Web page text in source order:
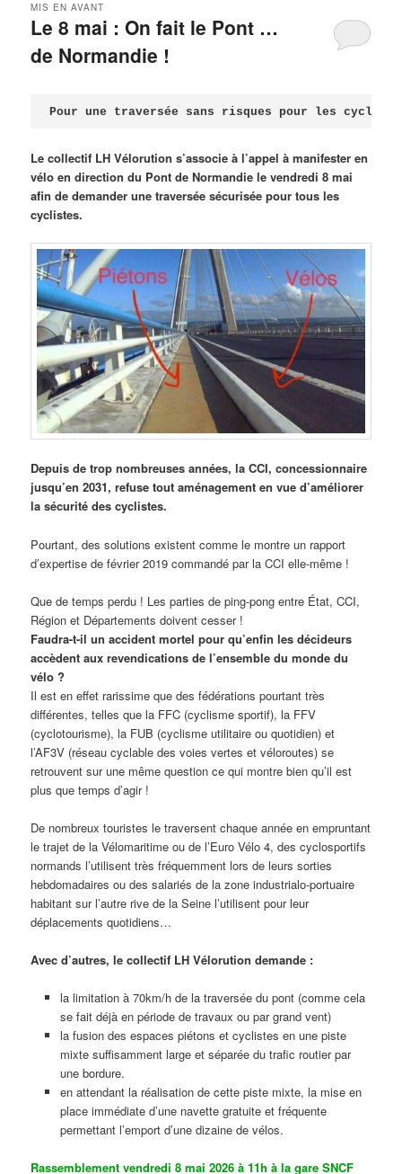
Le 8 mai : On fait le Pont …
de Normandie !
MIS EN AVANT
Pour une traversée sans risques pour les
Le collectif LH Vélorution s’associe à l’appel à manifester en
vélo en direction du Pont de Normandie le vendredi 8 mai
afin de demander une traversée sécurisée pour tous les
cyclistes.
Depuis de trop nombreuses années, la CCI, concessionnaire
jusqu’en 2031, refuse tout aménagement en vue d’améliorer
la sécurité des cyclistes.
Pourtant, des solutions existent comme le montre un rapport
d’expertise de février 2019 commandé par la CCI elle-même !
Que de temps perdu ! Les parties de ping-pong entre État, CCI,
Région et Départements doivent cesser !
Faudra-t-il un accident mortel pour qu’enfin les décideurs
accèdent aux revendications de l’ensemble du monde du
vélo ?
Il est en effet rarissime que des fédérations pourtant très
différentes, telles que la FFC (cyclisme sportif), la FFV
(cyclotourisme), la FUB (cyclisme utilitaire ou quotidien) et
l’AF3V (réseau cyclable des voies vertes et véloroutes) se
retrouvent sur une même question ce qui montre bien qu’il est
plus que temps d’agir !
De nombreux touristes le traversent chaque année en empruntant
le trajet de la Vélomaritime ou de l’Euro Vélo 4, des cyclosportifs
normands l’utilisent très fréquemment lors de leurs sorties
hebdomadaires ou des salariés de la zone industrialo-portuaire
habitant sur l’autre rive de la Seine l’utilisent pour leur
déplacements quotidiens…
Avec d’autres, le collectif LH Vélorution demande :
la limitation à 70km/h de la traversée du pont (comme cela
se fait déjà en période de travaux ou par grand vent)
la fusion des espaces piétons et cyclistes en une piste
mixte suffisamment large et séparée du trafic routier par
une bordure.
en attendant la réalisation de cette piste mixte, la mise en
place immédiate d’une navette gratuite et fréquente
permettant l’emport d’une dizaine de vélos.
Rassemblement vendredi 8 mai 2026 à 11h à la gare SNCF